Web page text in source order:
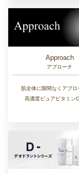
Approach
アプローチ
肌全体に隙間なくアプロ
高濃度ピュアビタミン